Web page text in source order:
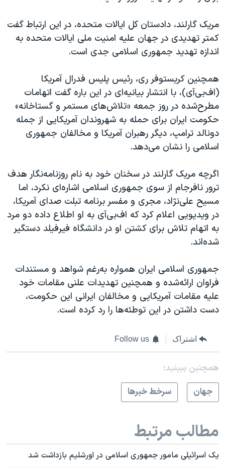
مریک گارلند، دادستان کل ایالات متحده، در این ارتباط گفت
کمتر تهدیدی در جهان علیه امنیت ملی ایالات متحده به
اندازه تهدید جمهوری اسلامی جدی است.
همچنین کریستوفر ری، رئیس پلیس فدرال آمریکا
(اف‌بی‌آی)، با انتشار بیانیه‌ای در این باره گفت اتهامات
مطرح‌شده در روز جمعه «تلاش‌های مستمر و گستاخانه»
حکومت ایران برای حمله به شهروندان آمریکایی از جمله
دونالد ترامپ، دیگر رهبران آمریکا و مخالفان جمهوری
اسلامی را نشان می‌دهد.
اگرچه مریک گارلند در سخنان خود به نام روزنامه‌نگار هدف
ترور نافرجام از سوی جمهوری اسلامی اشاره‌ای نکرد، اما
مسیح علی‌نژاد، مجری و مفسر برنامه تبلت صدای آمریکا،
در ویدیویی اعلام کرد که اف‌بی‌آی به او اطلاع داده دو مرد
به اتهام تلاش برای کشتن او در دانشگاه فیرفیلد دستگیر
شده‌اند.
جمهوری اسلامی ایران همواره به‌رغم شواهد و مستندات
فراوان ارائه‌شده و همچنین تهدیدات علنی مقامات خود
علیه مقامات آمریکایی و مخالفان ایرانی این حکومت،
دست داشتن در این توطئه‌ها را رد کرده است.
اشتراک Follow us
همچنبن ببینید:
جهان
سرخط خبرها
مطالب مرتبط
یک اسرائیلی مامور جمهوری اسلامی در اورشلیم بازداشت شد